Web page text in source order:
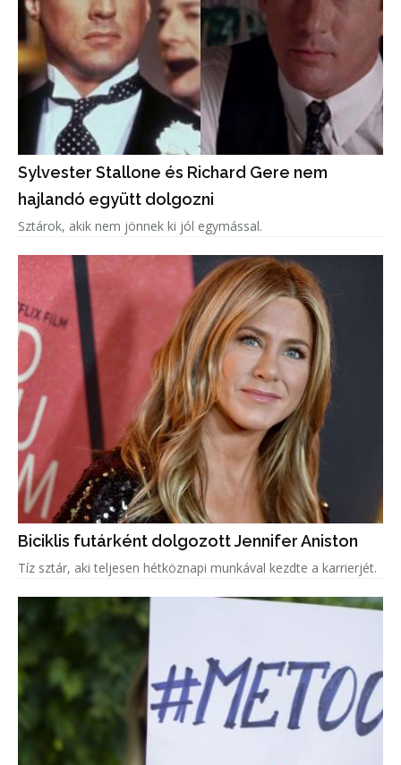
Sylvester Stallone és Richard Gere nem
hajlandó együtt dolgozni
Sztárok, akik nem jönnek ki jól egymással.
Biciklis futárként dolgozott Jennifer Aniston
Tíz sztár, aki teljesen hétköznapi munkával kezdte a karrierjét.